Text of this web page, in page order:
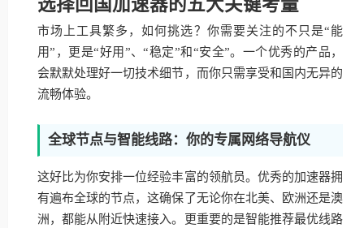
市场上工具繁多，如何挑选？你需要关注的不只是“能
用”，更是“好用”、“稳定”和“安全”。一个优秀的产品，
会默默处理好一切技术细节，而你只需享受和国内无异的
流畅体验。
全球节点与智能线路：你的专属网络导航仪
这好比为你安排一位经验丰富的领航员。优秀的加速器拥
有遍布全球的节点，这确保了无论你在北美、欧洲还是澳
洲，都能从附近快速接入。更重要的是智能推荐最优线路